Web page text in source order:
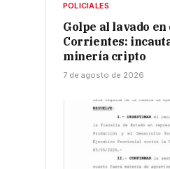
POLICIALES
Golpe al lavado en
Corrientes:
minería cripto
7 de agosto de 2026